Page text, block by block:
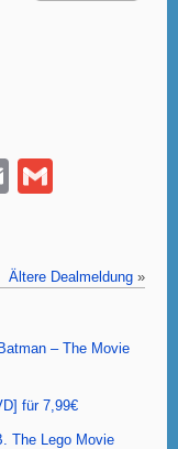
E
Ältere Dealmeldung »
– The Movie
für 7,99€
The Lego Movie